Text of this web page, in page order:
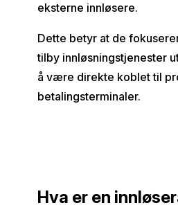
eksterne innløsere.
Dette betyr at de
tilby innløsningstjenester
å være direkte koblet til
betalingsterminaler.
Hva er en